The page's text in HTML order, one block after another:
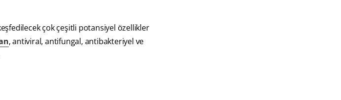
çok çeşitli potansiyel özellikler
, antiviral, antifungal, antibakteriyel ve